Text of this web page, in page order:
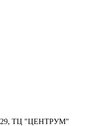
29, ТЦ "ЦЕНТРУМ"